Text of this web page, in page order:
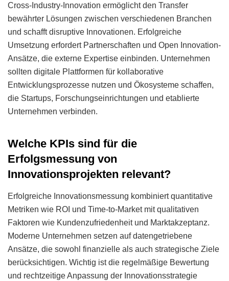
Cross-Industry-Innovation ermöglicht den Transfer
bewährter Lösungen zwischen verschiedenen Branchen
und schafft disruptive Innovationen. Erfolgreiche
Umsetzung erfordert Partnerschaften und Open Innovation-
Ansätze, die externe Expertise einbinden. Unternehmen
sollten digitale Plattformen für kollaborative
Entwicklungsprozesse nutzen und Ökosysteme schaffen,
die Startups, Forschungseinrichtungen und etablierte
Unternehmen verbinden.
Welche KPIs sind für die
Erfolgsmessung von
Innovationsprojekten relevant?
Erfolgreiche Innovationsmessung kombiniert quantitative
Metriken wie ROI und Time-to-Market mit qualitativen
Faktoren wie Kundenzufriedenheit und Marktakzeptanz.
Moderne Unternehmen setzen auf datengetriebene
Ansätze, die sowohl finanzielle als auch strategische Ziele
berücksichtigen. Wichtig ist die regelmäßige Bewertung
und rechtzeitige Anpassung der Innovationsstrategie